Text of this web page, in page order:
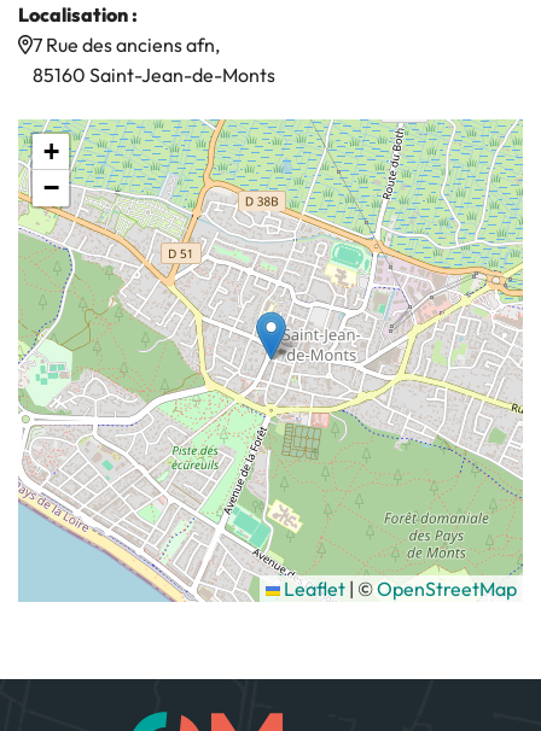
Localisation :
7 Rue des anciens afn,
85160 Saint-Jean-de-Monts
+
−
Leaflet | ©OpenStreetMap